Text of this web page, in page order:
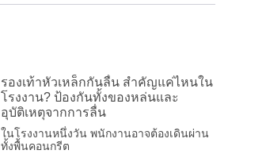
รองเท้าหัวเหล็กกันลื่น สำคัญแค่ไหนใน
โรงงาน? ป้องกันทั้งของหล่นและ
อุบัติเหตุจากการลื่น
ในโรงงานหนึ่งวัน พนักงานอาจต้องเดินผ่าน
ทั้งพื้นคอนกรีต